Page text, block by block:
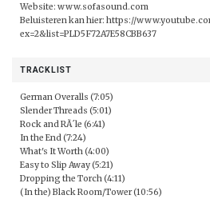
Website: www.sofasound.com
Beluisteren kan hier: https://
ex=2&list=PLD5F72A7E58CBB637
TRACKLIST
German Overalls (7:05)
Slender Threads (5:01)
Rock and RÃ´le (6:41)
In the End (7:24)
What's It Worth (4:00)
Easy to Slip Away (5:21)
Dropping the Torch (4:11)
(In the) Black Room/Tower (10:56)